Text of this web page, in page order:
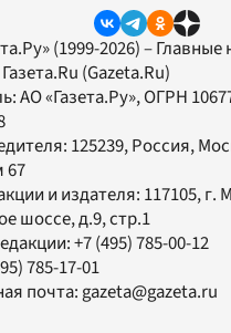
(1999-2026) –
Газета.Ru (Gazeta.Ru)
АО «Газета.Ру», ОГРН
125239, Россия,
67
и издателя: 117105, г.
шоссе, д.9, стр.1
+7 (495) 785-00-12
785-17-01
почта: gazeta@gazeta.ru